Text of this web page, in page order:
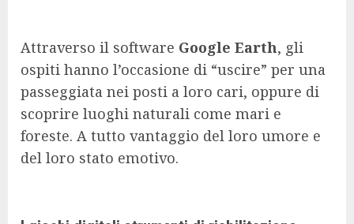
Attraverso il software Google Earth, gli
ospiti hanno l’occasione di “uscire” per una
passeggiata nei posti a loro cari, oppure di
scoprire luoghi naturali come mari e
foreste. A tutto vantaggio del loro umore e
del loro stato emotivo.